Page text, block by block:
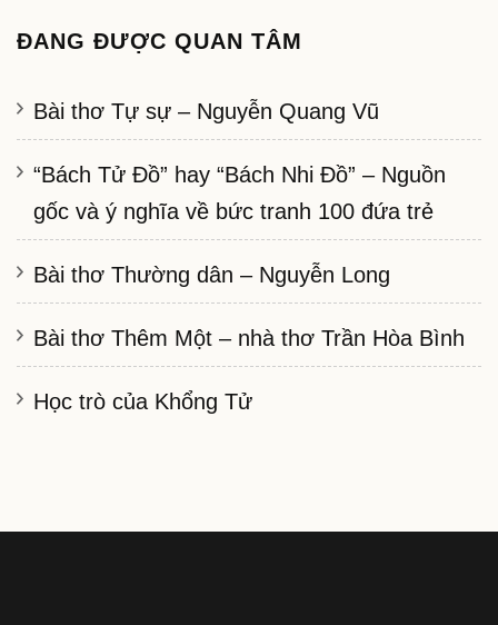
ĐANG ĐƯỢC QUAN TÂM
Bài thơ Tự sự – Nguyễn Quang Vũ
“Bách Tử Đồ” hay “Bách Nhi Đồ” – Nguồn
gốc và ý nghĩa về bức tranh 100 đứa trẻ
Bài thơ Thường dân – Nguyễn Long
Bài thơ Thêm Một – nhà thơ Trần Hòa Bình
Học trò của Khổng Tử